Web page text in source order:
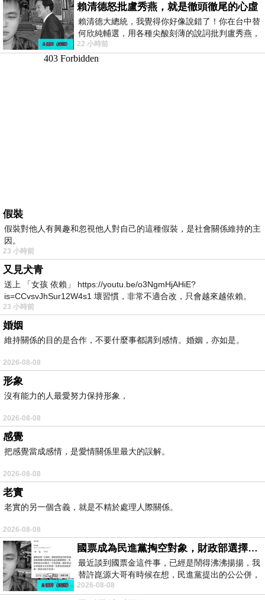
賴清德怒批盧秀燕，就是徹頭徹尾的心虛
賴清德大總統，我覺得你好像說錯了！你在台中替
何欣純輔選，用各種尖酸刻薄的說詞批判盧秀燕，
罵她施政滿意度輸給陳其邁，甚至還說盧
22 小時前
假裝
假裝對他人有興趣和忽視他人對自己的這種假裝，是社會關係維持的主
因。
23 小時前
又見犬青
送上 「女孩 依賴」 https://youtu.be/o3NgmHjAHiE?
is=CCvsvJhSur12W4s1 壞習慣，非常不適合改，只會越來越依賴。
我害怕的
23 小時前
婚姻
維持關係的目的是合作，不要什麼事都講到感情。婚姻，亦如是。
2026-08-08
形象
沒有能力的人最愛努力保持形象，
2026-08-08
感覺
把感覺當成感情，是愛情關係里最大的誤解。
2026-08-08
老實
老實的另一個含義，就是不精於處理人際關係。
2026-08-08
國票成為民進黨掏空對象，財政部選擇性失憶
最近談到國票金這件事，已經是鬧得沸沸揚揚，我
替許崑源大哥有時候在想，民進黨提出的公公併，
其實就是想要國庫通黨庫，鬧出最大的醜
2026-08-08